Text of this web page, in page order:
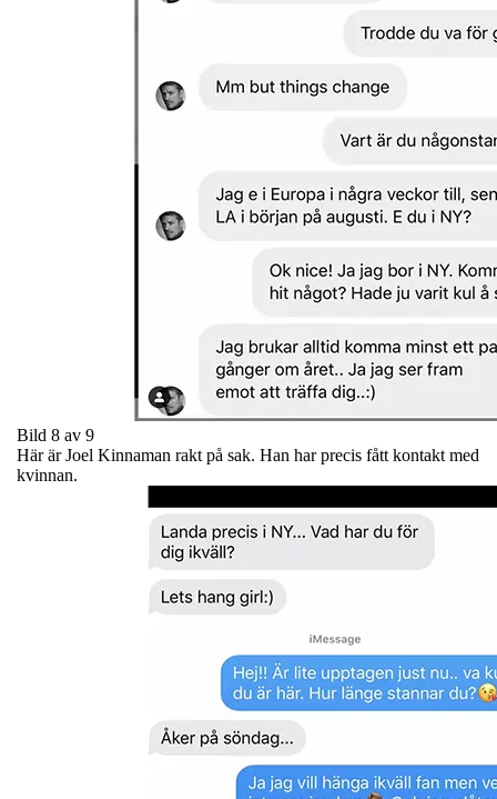
Bild 8 av 9
Här är Joel Kinnaman rakt på sak. Han har precis fått kontakt med
kvinnan.